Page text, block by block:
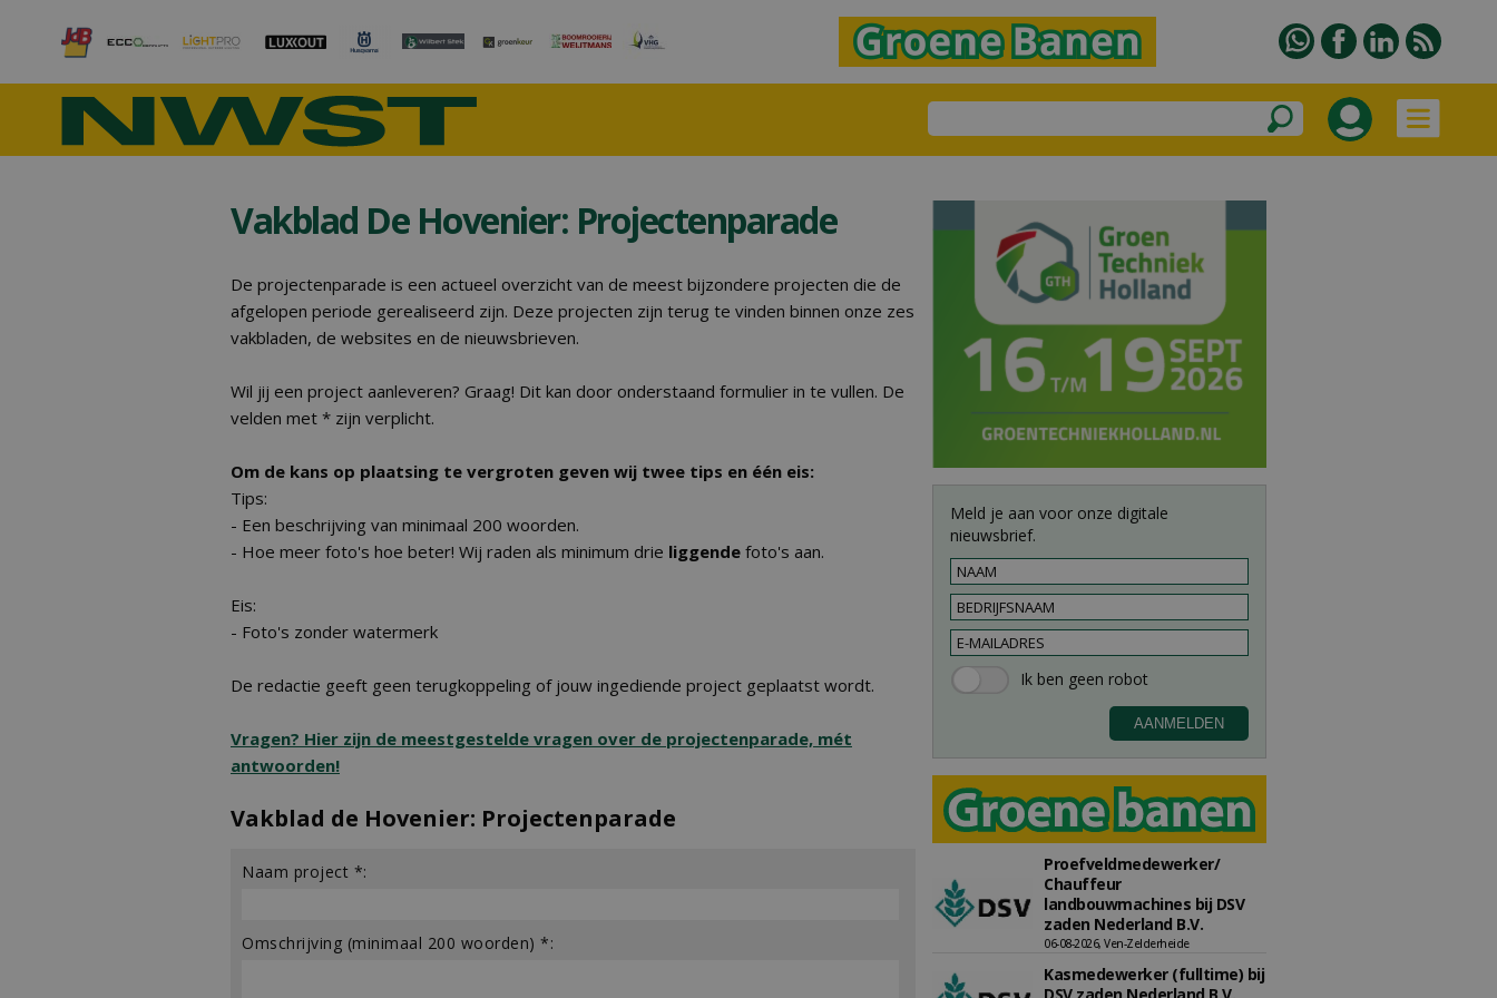
Vakblad De Hovenier: Projectenparade
De projectenparade is een actueel overzicht van de meest bijzondere projecten die de
afgelopen periode gerealiseerd zijn. Deze projecten zijn terug te vinden binnen onze zes
vakbladen, de websites en de nieuwsbrieven.
Wil jij een project aanleveren? Graag! Dit kan door onderstaand formulier in te vullen. De
velden met * zijn verplicht.
Om de kans op plaatsing te vergroten geven wij twee tips en één eis:
Tips:
- Een beschrijving van minimaal 200 woorden.
- Hoe meer foto's hoe beter! Wij raden als minimum drie liggende foto's aan.
Eis:
- Foto's zonder watermerk
De redactie geeft geen terugkoppeling of jouw ingediende project geplaatst wordt.
Vragen? Hier zijn de meestgestelde vragen over de projectenparade, mét
antwoorden!
Vakblad de Hovenier: Projectenparade
Naam project *:
Omschrijving (minimaal 200 woorden) *:
Meld je aan voor onze digitale
nieuwsbrief.
Proefveldmedewerker/
Chauffeur
landbouwmachines bij DSV
zaden Nederland B.V.
06-08-2026, Ven-Zelderheide
Kasmedewerker (fulltime) bij